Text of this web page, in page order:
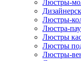
Люстры-
Люстры-
Люстра-
Люстры
Люстры
Люстры-